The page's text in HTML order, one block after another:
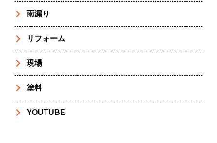
雨漏り
リフォーム
現場
塗料
YOUTUBE